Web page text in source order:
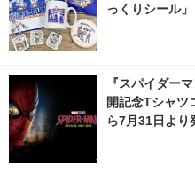
っくりシール」
『スパイダー
開記念Tシャ
ら7月31日より